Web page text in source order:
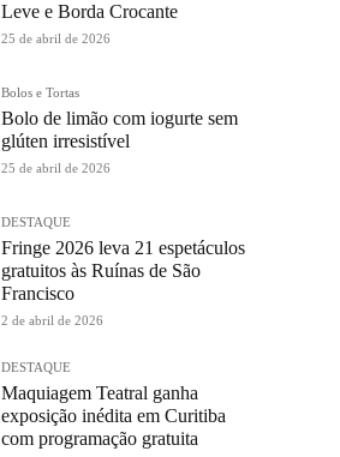
Leve e Borda Crocante
25 de abril de 2026
Bolos e Tortas
Bolo de limão com iogurte sem
glúten irresistível
25 de abril de 2026
DESTAQUE
Fringe 2026 leva 21 espetáculos
gratuitos às Ruínas de São
Francisco
2 de abril de 2026
DESTAQUE
Maquiagem Teatral ganha
exposição inédita em Curitiba
com programação gratuita